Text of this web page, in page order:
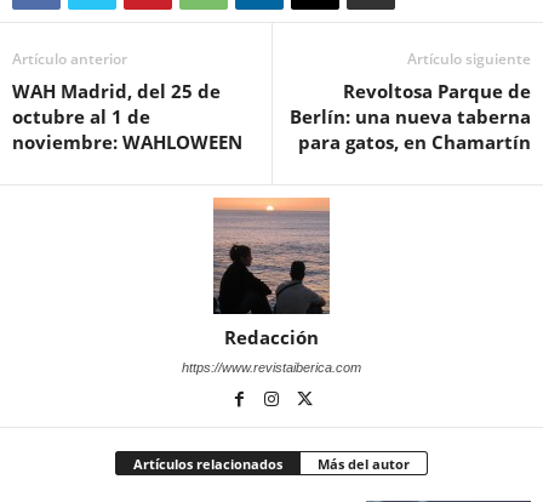
Artículo anterior
WAH Madrid, del 25 de
octubre al 1 de
noviembre: WAHLOWEEN
Artículo siguiente
Revoltosa Parque de
Berlín: una nueva taberna
para gatos, en Chamartín
Redacción
https://www.revistaiberica.com
Artículos relacionados Más del autor